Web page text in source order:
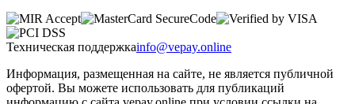
Техническая поддержкаinfo@vepay.online
Информация, размещенная на сайте, не является публичной
офертой. Вы можете использовать для публикаций